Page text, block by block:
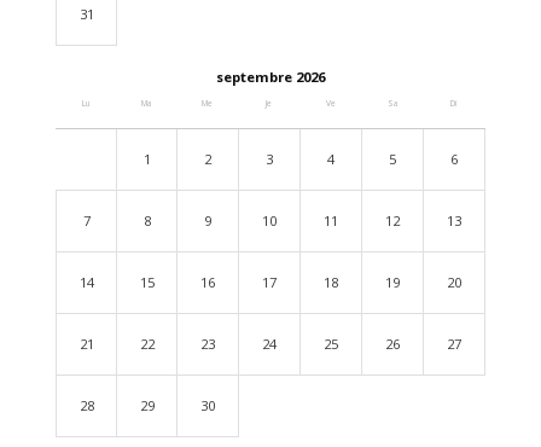
31
septembre 2026
Lu Ma Me Je Ve Sa Di
1 2 3 4 5 6
7 8 9 10 11 12 13
14 15 16 17 18 19 20
21 22 23 24 25 26 27
28 29 30